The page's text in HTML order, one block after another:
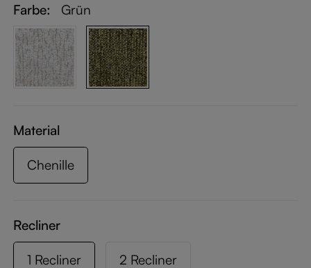
Farbe: Grün
Material
Chenille
Recliner
1 Recliner 2 Recliner